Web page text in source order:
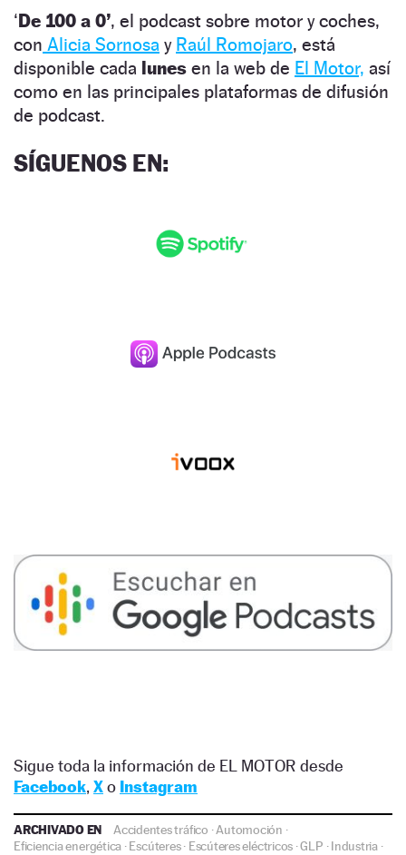
‘De 100 a 0’, el podcast sobre motor y coches,
con Alicia Sornosa y Raúl Romojaro, está
disponible cada lunes en la web de El Motor, así
como en las principales plataformas de difusión
de podcast.
SÍGUENOS EN:
Sigue toda la información de EL MOTOR desde
Facebook, Xo Instagram
ARCHIVADO EN Accidentes tráfico ·Automoción ·
Eficiencia energética ·Escúteres· Escúteres eléctricos ·GLP ·Industria ·